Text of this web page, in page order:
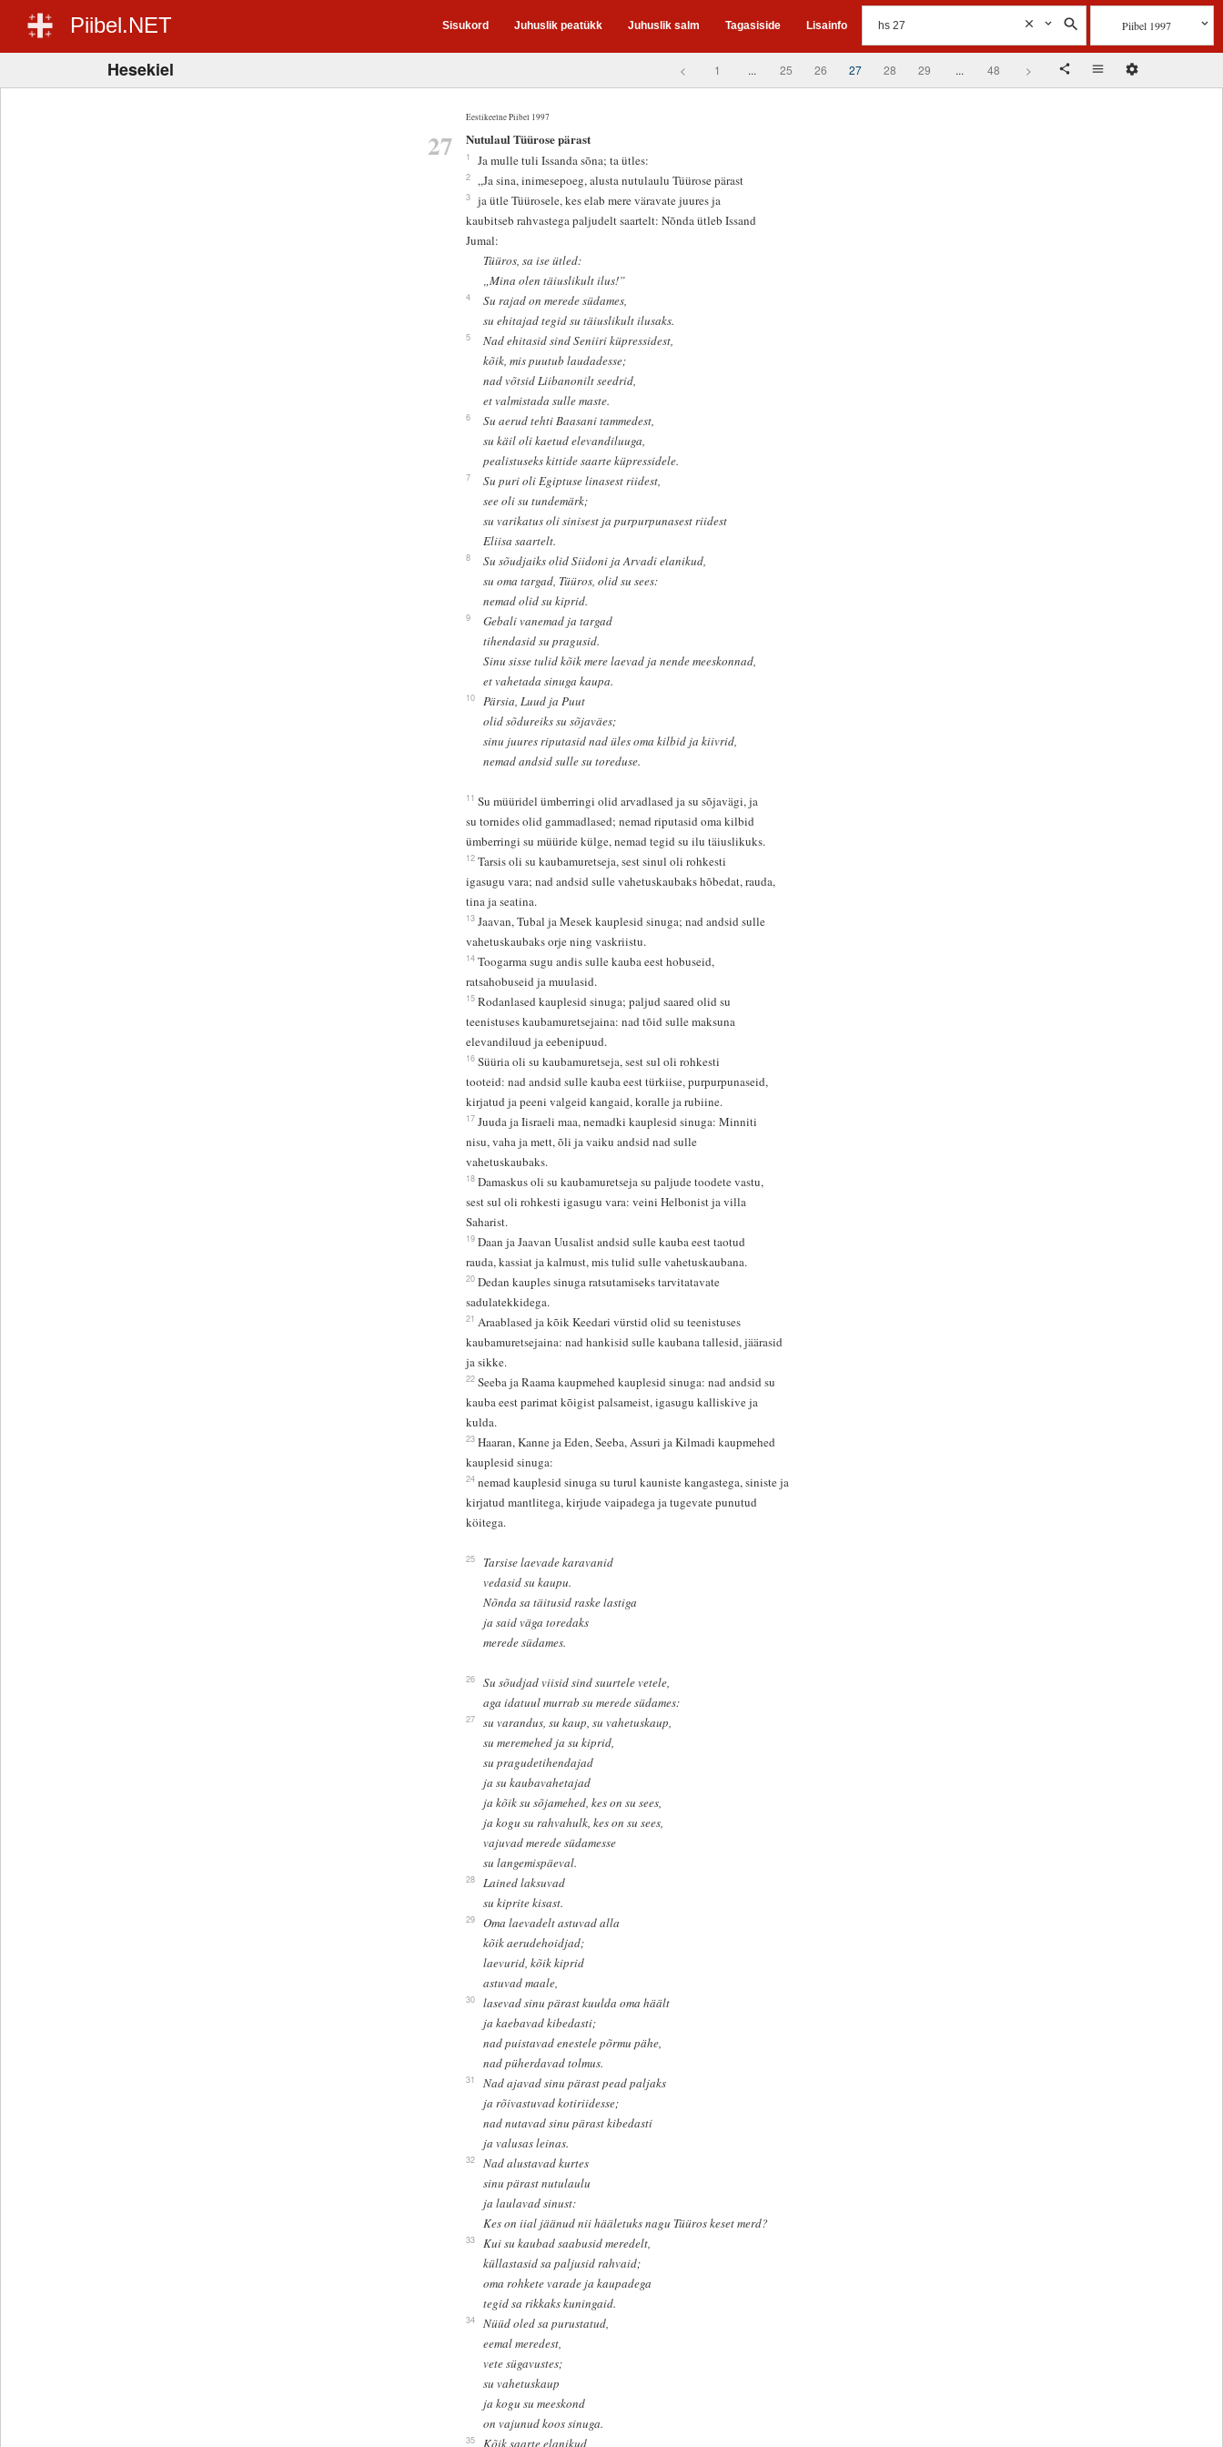
Piibel.NET Sisukord Juhuslik peatükk Juhuslik salm Tagasiside Lisainfo Piibel 1997
Hesekiel < 1 ... 25 26 27 28 29 ... 48 >
Eestikeelne Piibel 1997
27 Nutulaul Tüürose pärast
1 Ja mulle tuli Issanda sõna; ta ütles:
2 „Ja sina, inimesepoeg, alusta nutulaulu Tüürose pärast
3
ja ütle Tüürosele, kes elab mere väravate juures ja
kaubitseb rahvastega paljudelt saartelt: Nõnda ütleb Issand
Jumal:
Tüüros, sa ise ütled:
„Mina olen täiuslikult ilus!”
4
Su rajad on merede südames,
su ehitajad tegid su täiuslikult ilusaks.
5
Nad ehitasid sind Seniiri küpressidest,
kõik, mis puutub laudadesse;
nad võtsid Liibanonilt seedrid,
et valmistada sulle maste.
6
Su aerud tehti Baasani tammedest,
su käil oli kaetud elevandiluuga,
pealistuseks kittide saarte küpressidele.
7
Su puri oli Egiptuse linasest riidest,
see oli su tundemärk;
su varikatus oli sinisest ja purpurpunasest riidest
Eliisa saartelt.
8
Su sõudjaiks olid Siidoni ja Arvadi elanikud,
su oma targad, Tüüros, olid su sees:
nemad olid su kiprid.
9
Gebali vanemad ja targad
tihendasid su pragusid.
Sinu sisse tulid kõik mere laevad ja nende meeskonnad,
et vahetada sinuga kaupa.
10
Pärsia, Luud ja Puut
olid sõdureiks su sõjaväes;
sinu juures riputasid nad üles oma kilbid ja kiivrid,
nemad andsid sulle su toreduse.
11 Su müüridel ümberringi olid arvadlased ja su sõjavägi, ja
su tornides olid gammadlased; nemad riputasid oma kilbid
ümberringi su müüride külge, nemad tegid su ilu täiuslikuks.
12 Tarsis oli su kaubamuretseja, sest sinul oli rohkesti
igasugu vara; nad andsid sulle vahetuskaubaks hõbedat, rauda,
tina ja seatina.
13 Jaavan, Tubal ja Mesek kauplesid sinuga; nad andsid sulle
vahetuskaubaks orje ning vaskriistu.
14 Toogarma sugu andis sulle kauba eest hobuseid,
ratsahobuseid ja muulasid.
15 Rodanlased kauplesid sinuga; paljud saared olid su
teenistuses kaubamuretsejaina: nad tõid sulle maksuna
elevandiluud ja eebenipuud.
16 Süüria oli su kaubamuretseja, sest sul oli rohkesti
tooteid: nad andsid sulle kauba eest türkiise, purpurpunaseid,
kirjatud ja peeni valgeid kangaid, koralle ja rubiine.
17 Juuda ja Iisraeli maa, nemadki kauplesid sinuga: Minniti
nisu, vaha ja mett, õli ja vaiku andsid nad sulle
vahetuskaubaks.
18 Damaskus oli su kaubamuretseja su paljude toodete vastu,
sest sul oli rohkesti igasugu vara: veini Helbonist ja villa
Saharist.
19 Daan ja Jaavan Uusalist andsid sulle kauba eest taotud
rauda, kassiat ja kalmust, mis tulid sulle vahetuskaubana.
20 Dedan kauples sinuga ratsutamiseks tarvitatavate
sadulatekkidega.
21 Araablased ja kõik Keedari vürstid olid su teenistuses
kaubamuretsejaina: nad hankisid sulle kaubana tallesid, jäärasid
ja sikke.
22 Seeba ja Raama kaupmehed kauplesid sinuga: nad andsid su
kauba eest parimat kõigist palsameist, igasugu kalliskive ja
kulda.
23 Haaran, Kanne ja Eden, Seeba, Assuri ja Kilmadi kaupmehed
kauplesid sinuga:
24 nemad kauplesid sinuga su turul kauniste kangastega, siniste ja
kirjatud mantlitega, kirjude vaipadega ja tugevate punutud
köitega.
25
Tarsise laevade karavanid
vedasid su kaupu.
Nõnda sa täitusid raske lastiga
ja said väga toredaks
merede südames.
26
Su sõudjad viisid sind suurtele vetele,
aga idatuul murrab su merede südames:
27
su varandus, su kaup, su vahetuskaup,
su meremehed ja su kiprid,
su pragudetihendajad
ja su kaubavahetajad
ja kõik su sõjamehed, kes on su sees,
ja kogu su rahvahulk, kes on su sees,
vajuvad merede südamesse
su langemispäeval.
28
Lained laksuvad
su kiprite kisast.
29
Oma laevadelt astuvad alla
kõik aerudehoidjad;
laevurid, kõik kiprid
astuvad maale,
30
lasevad sinu pärast kuulda oma häält
ja kaebavad kibedasti;
nad puistavad enestele põrmu pähe,
nad püherdavad tolmus.
31
Nad ajavad sinu pärast pead paljaks
ja rõivastuvad kotiriidesse;
nad nutavad sinu pärast kibedasti
ja valusas leinas.
32
Nad alustavad kurtes
sinu pärast nutulaulu
ja laulavad sinust:
Kes on iial jäänud nii hääletuks nagu Tüüros keset merd?
33
Kui su kaubad saabusid meredelt,
küllastasid sa paljusid rahvaid;
oma rohkete varade ja kaupadega
tegid sa rikkaks kuningaid.
34
Nüüd oled sa purustatud,
eemal meredest,
vete sügavustes;
su vahetuskaup
ja kogu su meeskond
on vajunud koos sinuga.
35 Kõik saarte elanikud